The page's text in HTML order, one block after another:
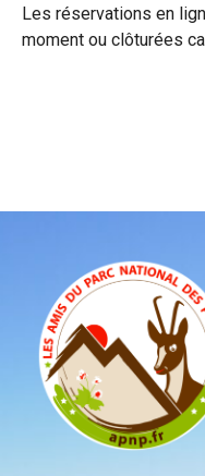
Les réservations en
moment ou clôturées